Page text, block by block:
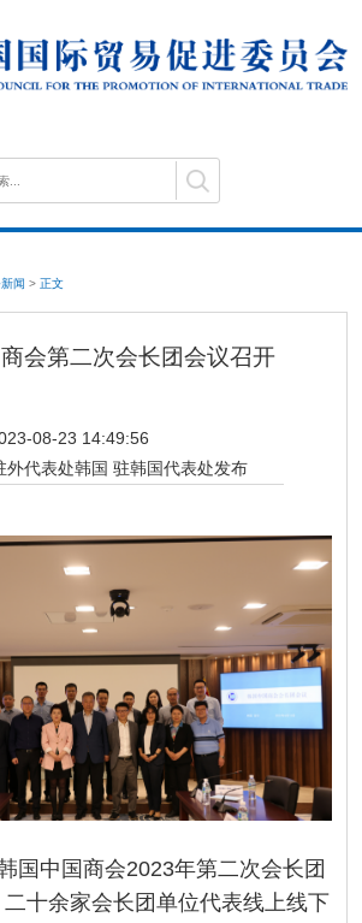
闻 > 正文
会第二次会长团会议召开
08-23 14:49:56
外代表处韩国 驻韩国代表处发布
中国商会2023年第二次会长团
十余家会长团单位代表线上线下